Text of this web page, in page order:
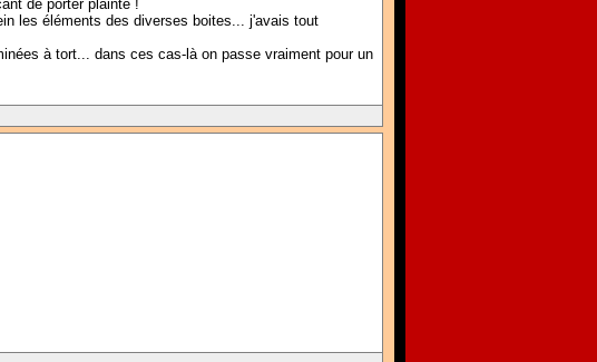
de porter plainte !
les éléments des diverses boites... j'avais tout
à tort... dans ces cas-là on passe vraiment pour un